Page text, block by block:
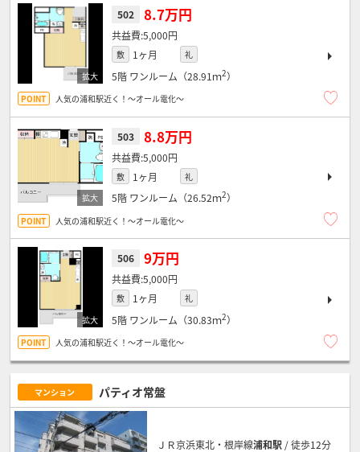
502 8.7万円
5,000円
敷 1ヶ月 礼
5階 ワンルーム（28.91ｍ2）
人気の浦和駅近く！～オール電化～
503 8.8万円
5,000円
敷 1ヶ月 礼
5階 ワンルーム（26.52ｍ2）
人気の浦和駅近く！～オール電化～
506 9万円
5,000円
敷 1ヶ月 礼
5階 ワンルーム（30.83ｍ2）
人気の浦和駅近く！～オール電化～
マンション パティオ常盤
ＪＲ京浜東北・根岸線浦和駅 / 徒歩12分